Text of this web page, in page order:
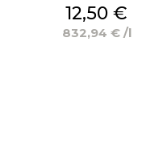
Preis
12,50 €
832,94 € /l